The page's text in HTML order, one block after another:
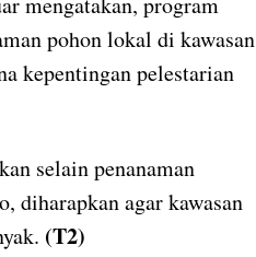
pohon lokal di kawasan
kepentingan pelestarian
selain penanaman
diharapkan agar kawasan
(T2)